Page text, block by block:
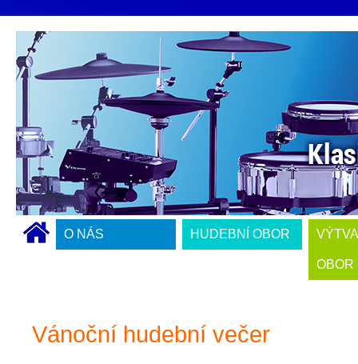
O NÁS HUDEBNÍ OBOR
OBOR
Vánoční hudební večer